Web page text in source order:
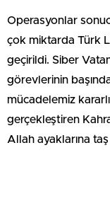
Operasyonlar
çok miktarda Türk
geçirildi. Siber
görevlerinin
mücadelemiz
gerçekleştiren
Allah ayaklarına